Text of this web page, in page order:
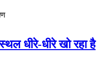
धीरे-धीरे खो रहा है